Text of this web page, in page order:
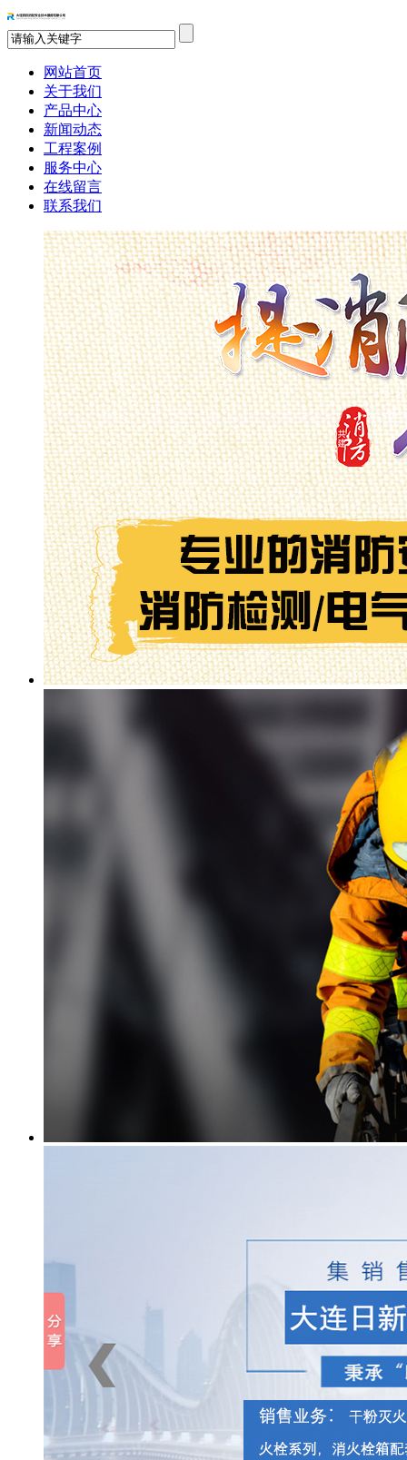
网站首页
关于我们
产品中心
新闻动态
工程案例
服务中心
在线留言
联系我们